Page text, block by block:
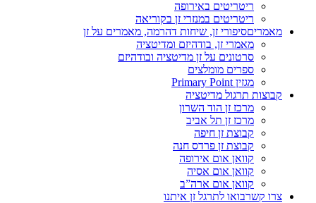
ריטריטים באירופה
ריטריטים במנזרי זן בקוריאה
מאמריםסיפורי זן, שיחות דהרמה, מאמרים על זן
מאמרי זן, בודהיזם ומדיטציה
סרטונים על זן מדיטציה ובודהיזם
ספרים מומלצים
מגזין Primary Point
קבוצות תרגול מדיטציה
מרכז זן הוד השרון
מרכז זן תל אביב
קבוצת זן חיפה
קבוצת זן פרדס חנה
קוואן אום אירופה
קוואן אום אסיה
קוואן אום ארה”ב
צרו קשרבואו לתרגל זן איתנו